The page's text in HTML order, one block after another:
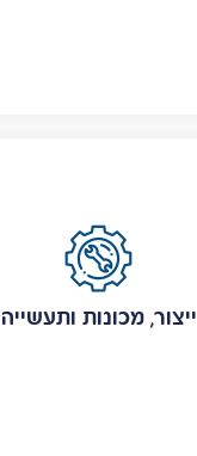
ייצור, מכונות ותעשייה